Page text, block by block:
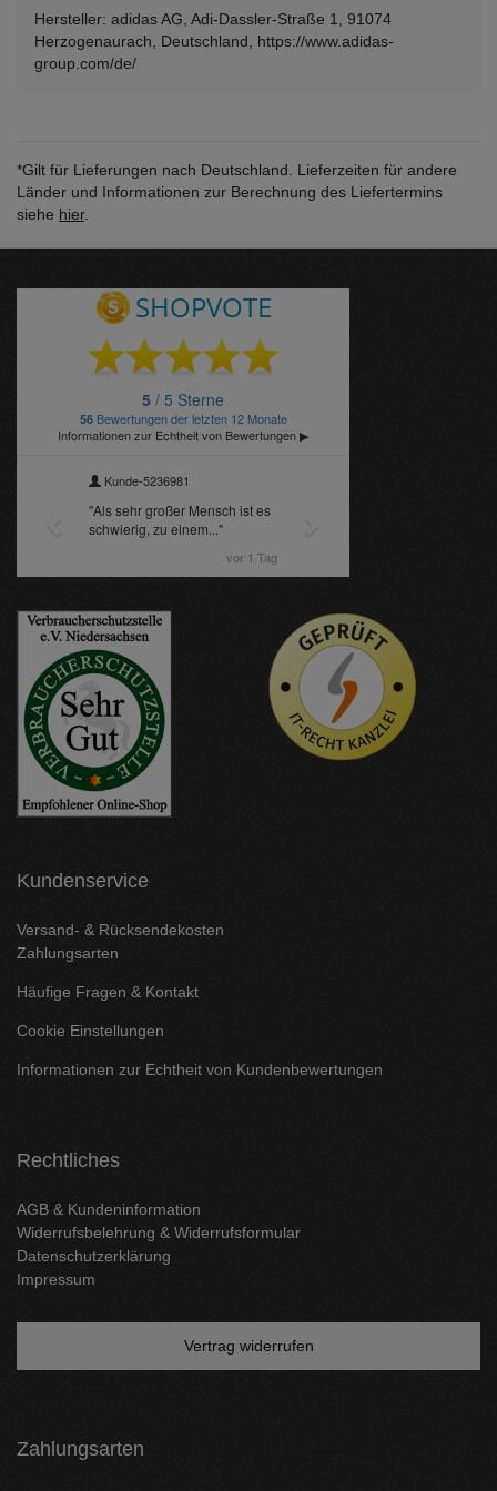
Hersteller: adidas AG, Adi-Dassler-Straße 1, 91074
Herzogenaurach, Deutschland, https://www.adidas-
group.com/de/
*Gilt für Lieferungen nach Deutschland. Lieferzeiten für andere
Länder und Informationen zur Berechnung des Liefertermins
siehe hier.
Kundenservice
Versand- & Rücksendekosten
Zahlungsarten
Häufige Fragen & Kontakt
Cookie Einstellungen
Informationen zur Echtheit von Kundenbewertungen
Rechtliches
AGB & Kundeninformation
Widerrufsbelehrung & Widerrufsformular
Datenschutzerklärung
Impressum
Vertrag widerrufen
Zahlungsarten